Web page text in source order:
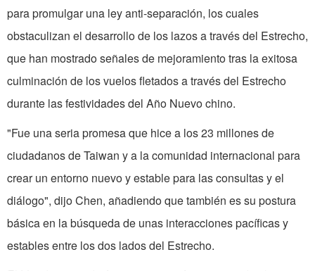
para promulgar una ley anti-separación, los cuales
obstaculizan el desarrollo de los lazos a través del Estrecho,
que han mostrado señales de mejoramiento tras la exitosa
culminación de los vuelos fletados a través del Estrecho
durante las festividades del Año Nuevo chino.
"Fue una seria promesa que hice a los 23 millones de
ciudadanos de Taiwan y a la comunidad internacional para
crear un entorno nuevo y estable para las consultas y el
diálogo", dijo Chen, añadiendo que también es su postura
básica en la búsqueda de unas interacciones pacíficas y
estables entre los dos lados del Estrecho.